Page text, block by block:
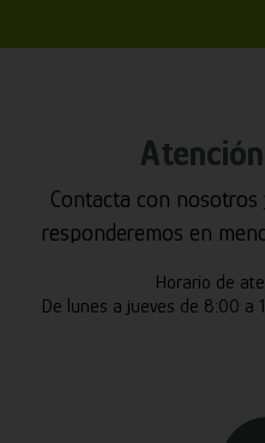
Contacta con
responderemos en
Horario de
De lunes a jueves de 8:00 a